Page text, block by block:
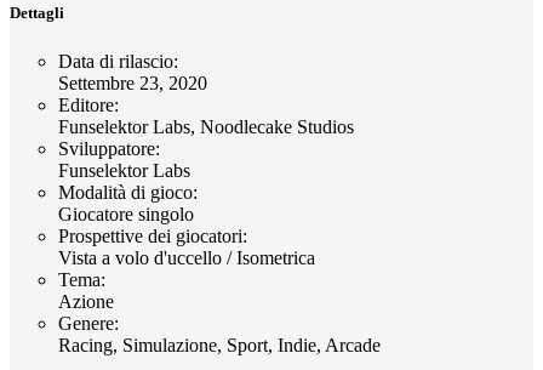
Dettagli
Data di rilascio:
Settembre 23, 2020
Editore:
Funselektor Labs, Noodlecake Studios
Sviluppatore:
Funselektor Labs
Modalità di gioco:
Giocatore singolo
Prospettive dei giocatori:
Vista a volo d'uccello / Isometrica
Tema:
Azione
Genere:
Racing, Simulazione, Sport, Indie, Arcade